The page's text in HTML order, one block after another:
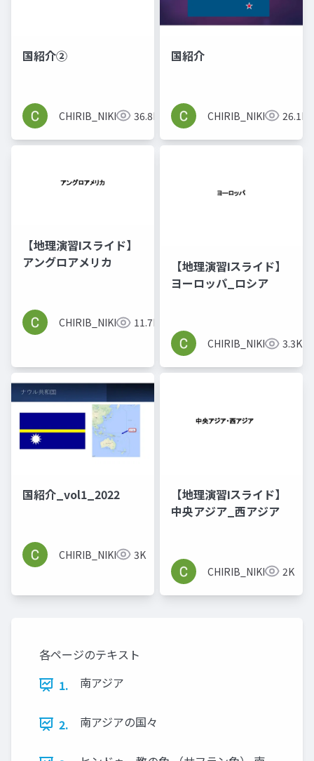
国紹介②
CHIRIB_NIKKOMA36.8K
国紹介
CHIRIB_NIKKOMA26.1K
【地理演習Ⅰスライド】
アングロアメリカ
CHIRIB_NIKKOMA11.7K
【地理演習Ⅰスライド】
ヨーロッパ_ロシア
CHIRIB_NIKKOMA3.3K
国紹介_vol1_2022
CHIRIB_NIKKOMA3K
【地理演習Ⅰスライド】
中央アジア_西アジア
CHIRIB_NIKKOMA2K
各ページのテキスト
1.
南アジア
2. 南アジアの国々